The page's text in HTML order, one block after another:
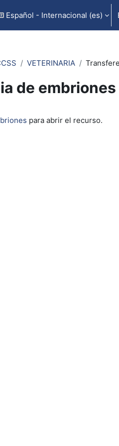
Español - Internacional ‎(es)‎
VETERINARIA
de embriones
para abrir el recurso.